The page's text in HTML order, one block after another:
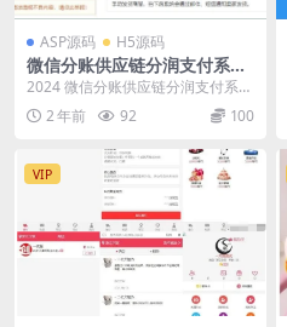
ASP源码 H5源码
微信分账供应链分润支付系统
源码
2024 微信分账供应链分润支付系统
源码
2 年前 92 100
VIP